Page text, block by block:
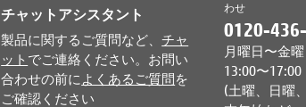
チャットアシスタント
製品に関するご質問など、チャ
ット でご連絡ください。お問い
合わせの前に よくあるご質問を
ご確認ください
わせ
0120-
月曜日〜金
13:00〜17:00
(土曜、日曜